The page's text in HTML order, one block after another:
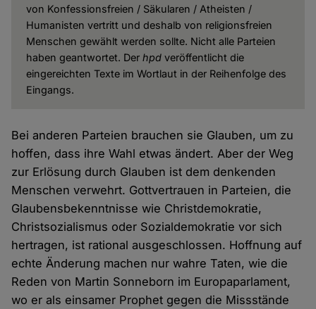
von Konfessionsfreien / Säkularen / Atheisten /
Humanisten vertritt und deshalb von religionsfreien
Menschen gewählt werden sollte. Nicht alle Parteien
haben geantwortet. Der hpdveröffentlicht die
eingereichten Texte im Wortlaut in der Reihenfolge des
Eingangs.
Bei anderen Parteien brauchen sie Glauben, um zu
hoffen, dass ihre Wahl etwas ändert. Aber der Weg
zur Erlösung durch Glauben ist dem denkenden
Menschen verwehrt. Gottvertrauen in Parteien, die
Glaubensbekenntnisse wie Christdemokratie,
Christsozialismus oder Sozialdemokratie vor sich
hertragen, ist rational ausgeschlossen. Hoffnung auf
echte Änderung machen nur wahre Taten, wie die
Reden von Martin Sonneborn im Europaparlament,
wo er als einsamer Prophet gegen die Missstände